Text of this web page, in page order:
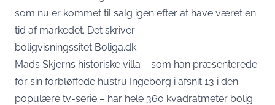
som nu er kommet til salg igen efter at have været en
tid af markedet. Det skriver
boligvisningssitet Boliga.dk.
Mads Skjerns historiske villa – som han præsenterede
for sin forbløffede hustru Ingeborg i afsnit 13 i den
populære tv-serie – har hele 360 kvadratmeter bolig